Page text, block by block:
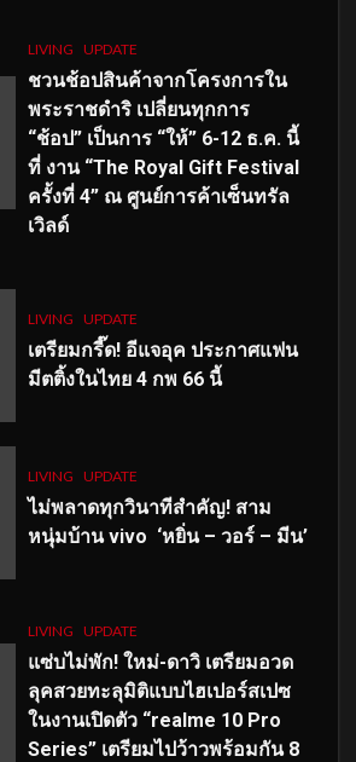
LIVING UPDATE
ชวนช้อปสินค้าจากโครงการใน
พระราชดำริ เปลี่ยนทุกการ
“ช้อป” เป็นการ “ให้” 6-12 ธ.ค. นี้
ที่ งาน “The Royal Gift Festival
ครั้งที่ 4” ณ ศูนย์การค้าเซ็นทรัล
เวิลด์
LIVING UPDATE
เตรียมกรี๊ด! อีแจอุค ประกาศแฟน
มีตติ้งในไทย 4 กพ 66 นี้
LIVING UPDATE
ไม่พลาดทุกวินาทีสำคัญ! สาม
หนุ่มบ้าน vivo ‘หยิ่น – วอร์ – มีน’
LIVING UPDATE
แซ่บไม่พัก! ใหม่-ดาวิ เตรียมอวด
ลุคสวยทะลุมิติแบบไฮเปอร์สเปซ
ในงานเปิดตัว “realme 10 Pro
Series” เตรียมไปว้าวพร้อมกัน 8